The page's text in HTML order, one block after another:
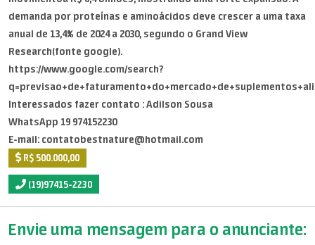
demanda por proteínas e aminoácidos deve crescer a uma taxa
anual de 13,4% de 2024 a 2030, segundo o Grand View
Research(fonte google).
https://www.google.com/search?
Interessados fazer contato : Adilson Sousa
WhatsApp 19 974152230
E-mail: contatobestnature@hotmail.com
R$ 500.000,00
(19)97415-2230
Envie uma mensagem para o anunciante: